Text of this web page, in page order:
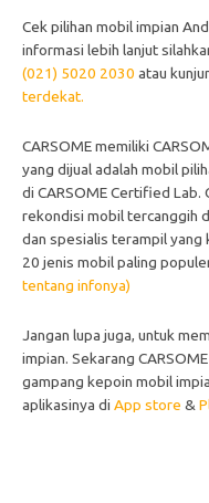
Cek pilihan mobil impian
informasi lebih lanjut
(021) 5020 2030 atau
terdekat.
CARSOME memiliki
yang dijual adalah mobil
di CARSOME Certified Lab.
rekondisi mobil tercanggih
dan spesialis terampil yang
20 jenis mobil paling
tentang infonya)
Jangan lupa juga, untuk
impian. Sekarang
gampang kepoin mobil
aplikasinya di App store &